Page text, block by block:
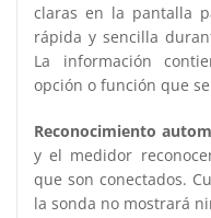
claras en la pantalla
rápida y sencilla
La información
opción o función que
Reconocimiento
y el medidor
que son conectados.
la sonda no mostrará